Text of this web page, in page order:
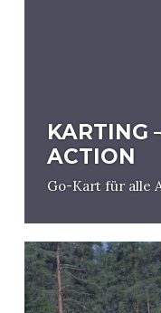
KARTING
ACTION
Go-Kart für alle